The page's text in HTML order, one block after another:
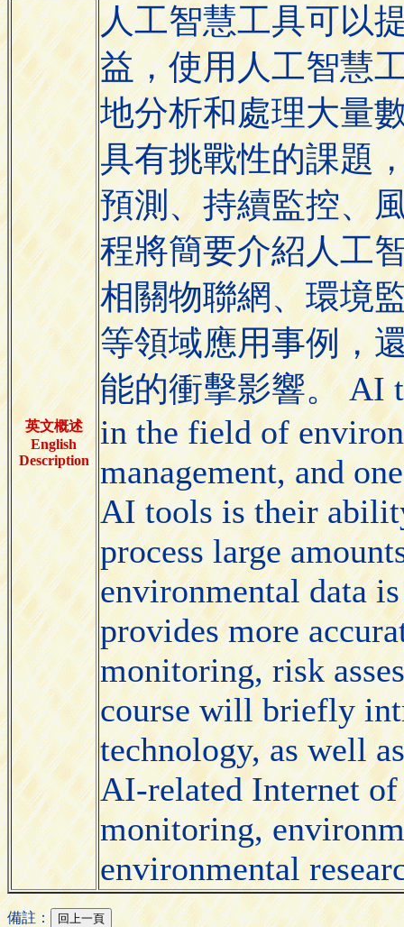
英文概述
English
Description
人工智慧工具可以
益，使用人工智慧
地分析和處理大量
具有挑戰性的課題
預測、持續監控、
程將簡要介紹人工
相關物聯網、環境
等領域應用事例，
能的衝擊影響。 AI
in the field of
management, and
AI tools is their
process large
environmental data
provides more
monitoring, risk
course will briefly
technology, as well
AI-related Internet
monitoring,
environmental
備註：